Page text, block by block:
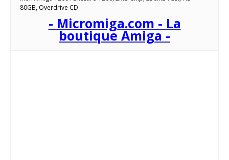
80GB, Overdrive CD
- Micromiga.com - La
boutique Amiga -